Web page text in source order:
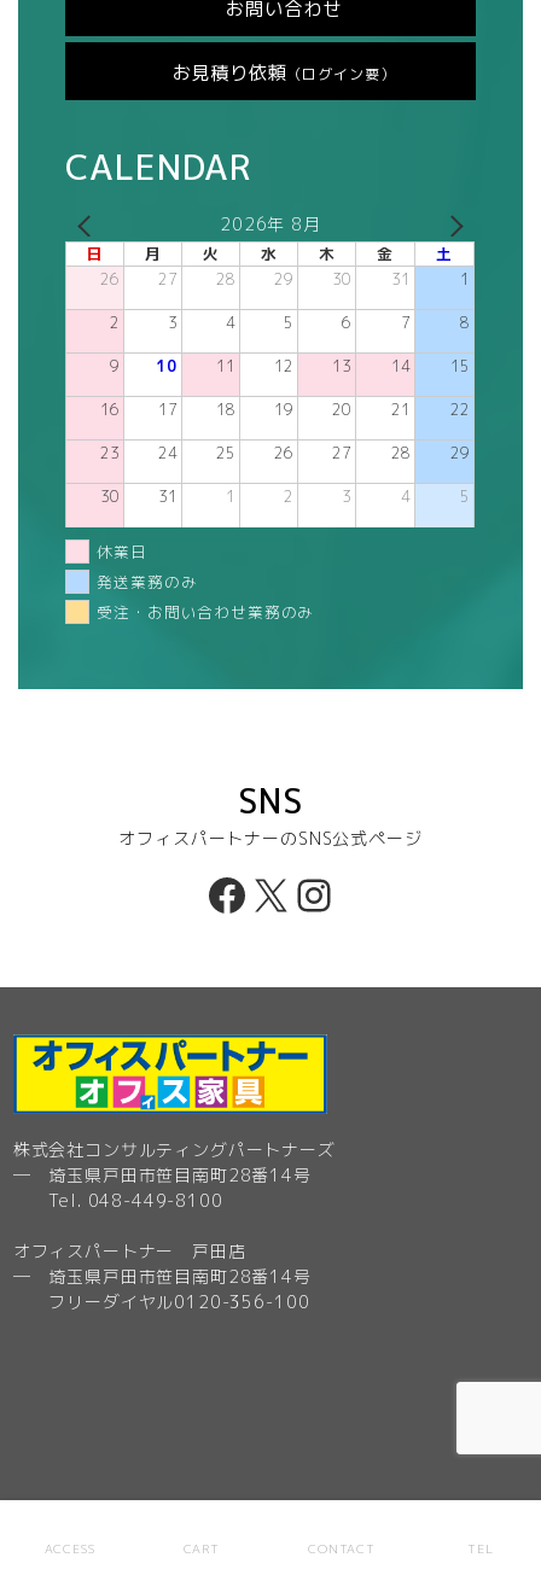
お問い合わせ
お見積り依頼 （ログイン要）
CALENDAR
2026年 8月
日 月 火 水 木 金 土
26 27 28 29 30 31 1
2 3 4 5 6 7 8
9 10 11 12 13 14 15
16 17 18 19 20 21 22
23 24 25 26 27 28 29
30 31 1 2 3 4 5
休業日
発送業務のみ
受注・お問い合わせ業務のみ
SNS
オフィスパートナーのSNS公式ページ
Facebook
X Instagram
株式会社コンサルティングパートナーズ
─ 埼玉県戸田市笹目南町28番14号
Tel. 048-449-8100
オフィスパートナー 戸田店
─ 埼玉県戸田市笹目南町28番14号
フリーダイヤル0120-356-100
ONLINE SHOP
ACCESS CART CONTACT TEL